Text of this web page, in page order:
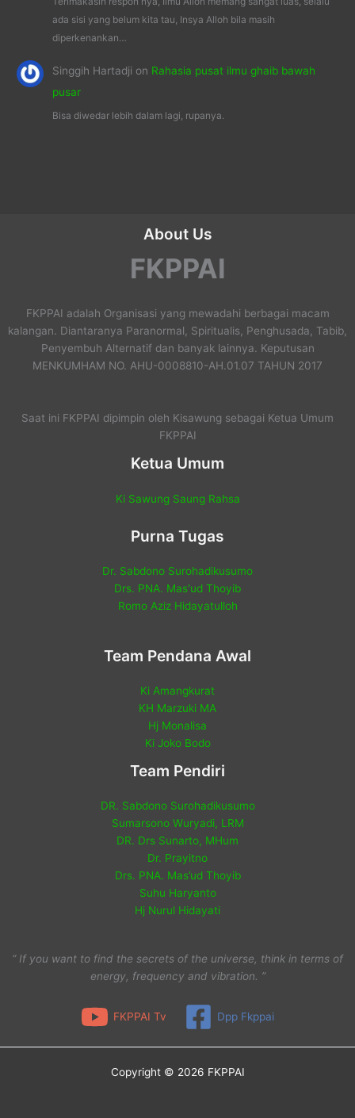
ada sisi yang belum kita tau, Insya Alloh bila masih
diperkenankan…
Singgih Hartadjion Rahasia pusat ilmu ghaib bawah
pusar
Bisa diwedar lebih dalam lagi, rupanya.
About Us
FKPPAI
FKPPAI adalah Organisasi yang mewadahi berbagai macam
kalangan. Diantaranya Paranormal, Spiritualis, Penghusada, Tabib,
Penyembuh Alternatif dan banyak lainnya. Keputusan
MENKUMHAM NO. AHU-0008810-AH.01.07 TAHUN 2017
Saat ini FKPPAI dipimpin oleh Kisawung sebagai Ketua Umum
FKPPAI
Ketua Umum
Ki Sawung Saung Rahsa
Purna Tugas
Dr. Sabdono Surohadikusumo
Drs. PNA. Mas'ud Thoyib
Romo Aziz Hidayatulloh
Team Pendana Awal
Ki Amangkurat
KH Marzuki MA
Hj Monalisa
Ki Joko Bodo
Team Pendiri
DR. Sabdono Surohadikusumo
Sumarsono Wuryadi, LRM
DR. Drs Sunarto, MHum
Dr. Prayitno
Drs. PNA. Mas’ud Thoyib
Suhu Haryanto
Hj Nurul Hidayati
“ If you want to find the secrets of the universe, think in terms of
energy, frequency and vibration. ”
FKPPAI Tv Dpp Fkppai
Copyright © 2026 FKPPAI